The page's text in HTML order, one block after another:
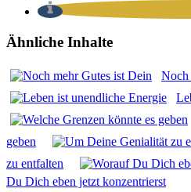
Ähnliche Inhalte
Noch
geben
zu ent­fal­ten
Du Dich eben jetzt kon­zen­trierst